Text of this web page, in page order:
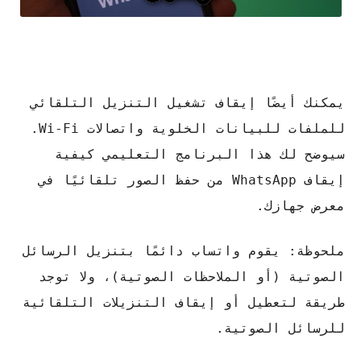
يمكنك أيضًا إيقاف تشغيل التنزيل التلقائي
للملفات للبيانات الخلوية واتصالات Wi-Fi.
سيوضح لك هذا البرنامج التعليمي كيفية
إيقاف WhatsApp من حفظ الصور تلقائيًا في
معرض جهازك.
ملحوظة: يقوم واتساب دائمًا بتنزيل الرسائل
الصوتية (أو الملاحظات الصوتية)، ولا توجد
طريقة لتعطيل أو إيقاف التنزيلات التلقائية
للرسائل الصوتية.